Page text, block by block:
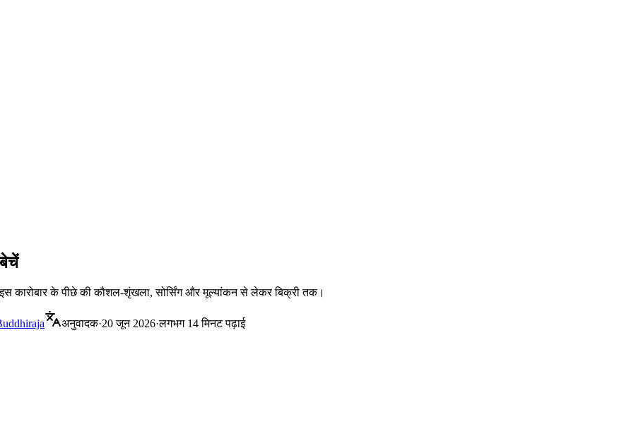
के पीछे की कौशल-शृंखला, सोर्सिंग और मूल्यांकन से लेकर बिक्री तक।
अनुवादक·20 जून 2026·लगभग 14 मिनट पढ़ाई